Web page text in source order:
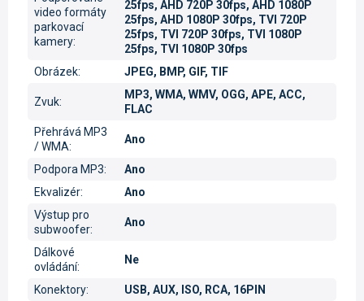
video formáty
parkovací
kamery:
25fps, AHD 720P 30fps, AHD 1080P
25fps, AHD 1080P 30fps, TVI 720P
25fps, TVI 720P 30fps, TVI 1080P
25fps, TVI 1080P 30fps
Obrázek: JPEG, BMP, GIF, TIF
Zvuk:
MP3, WMA, WMV, OGG, APE, ACC,
FLAC
Přehrává MP3
/ WMA:
Ano
Podpora MP3:
Ano
Ekvalizér:
Ano
Výstup pro
subwoofer:
Ano
Dálkové
ovládání:
Ne
Konektory:
USB, AUX, ISO, RCA, 16PIN